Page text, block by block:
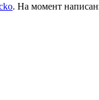
. На момент